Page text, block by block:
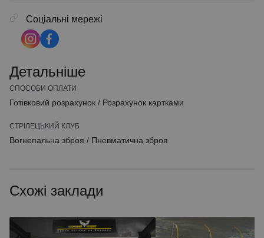
Соціальні мережі
Детальніше
СПОСОБИ ОПЛАТИ
Готівковий розрахунок / Розрахунок картками
СТРІЛЕЦЬКИЙ КЛУБ
Вогнепальна зброя / Пневматична зброя
Схожі заклади